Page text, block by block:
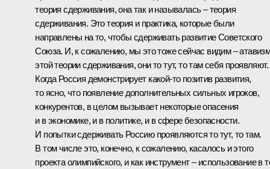
теория сдерживания, она так и называлась – теория
сдерживания. Это теория и практика, которые были
направлены на то, чтобы сдерживать развитие Советского
Союза. И, к сожалению, мы это тоже сейчас видим –
этой теории сдерживания, они то тут, то там себя проявляют.
Когда Россия демонстрирует какой‑то позитив развития,
то ясно, что появление дополнительных сильных игроков,
конкурентов, в целом вызывает некоторые опасения
и в экономике, и в политике, и в сфере безопасности.
И попытки сдерживать Россию проявляются то тут, то там.
В том числе это, конечно, к сожалению, касалось и этого
проекта олимпийского, и как инструмент – использование в